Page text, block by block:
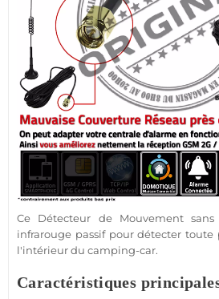
Ce Détecteur de Mouvementsans
infrarouge passifpour détecter toute
l'intérieur du camping-car.
Caractéristiques